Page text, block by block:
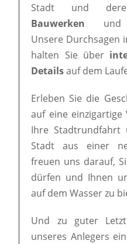
Stadt und
Bauwerken und
Unsere Durchsagen
halten Sie über
Detailsauf dem
Erleben Sie die
auf eine einzigartige
Ihre Stadtrundfahrt
Stadt aus einer
freuen uns darauf,
dürfen und Ihnen
auf dem Wasser zu
Und zu guter
unseres Anlegers ein